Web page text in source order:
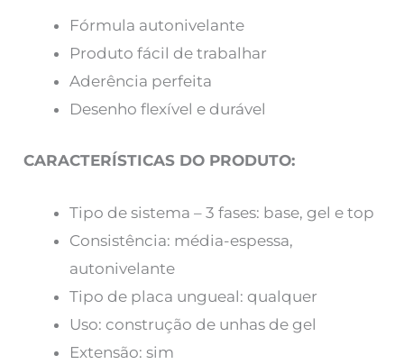
Fórmula autonivelante
Produto fácil de trabalhar
Aderência perfeita
Desenho flexível e durável
CARACTERÍSTICAS DO PRODUTO:
Tipo de sistema – 3 fases: base, gel e top
Consistência: média-espessa,
autonivelante
Tipo de placa ungueal: qualquer
Uso: construção de unhas de gel
Extensão: sim